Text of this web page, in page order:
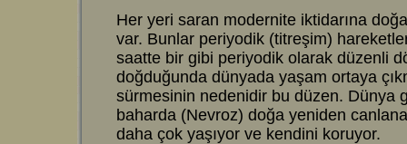
Her yeri saran modernite iktidarına
var. Bunlar periyodik (titreşim)
saatte bir gibi periyodik olarak düzenli
doğduğunda dünyada yaşam ortaya
sürmesinin nedenidir bu düzen. Dünya
baharda (Nevroz) doğa yeniden
daha çok yaşıyor ve kendini koruyor.